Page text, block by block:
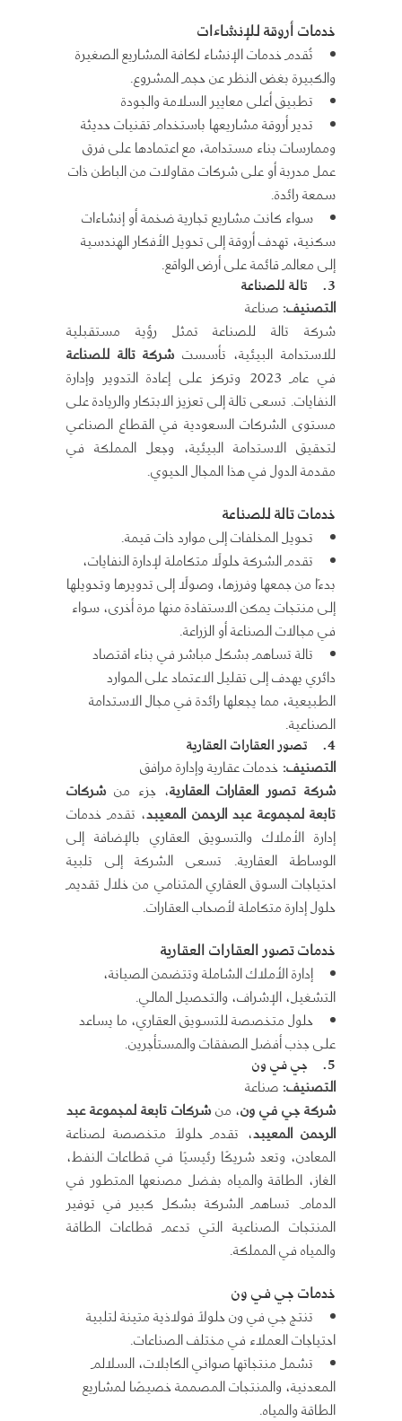
خدمات أروقة للإنشاءات
تُقدم خدمات الإنشاء لكافة المشاريع الصغيرة
والكبيرة بغض النظر عن حجم المشروع.
تطبيق أعلى معايير السلامة والجودة
تدير أروقة مشاريعها باستخدام تقنيات حديثة
وممارسات بناء مستدامة، مع اعتمادها على فرق
عمل مدربة أو على شركات مقاولات من الباطن ذات
سمعة رائدة.
سواء كانت مشاريع تجارية ضخمة أو إنشاءات
سكنية، تهدف أروقة إلى تحويل الأفكار الهندسية
إلى معالم قائمة على أرض الواقع.
3. تالة للصناعة
التصنيف: صناعة
شركة تالة للصناعة تمثل رؤية مستقبلية
للاستدامة البيئية، تأسست شركة تالة للصناعة
في عام 2023 وتركز على إعادة التدوير وإدارة
النفايات. تسعى تالة إلى تعزيز الابتكار والريادة على
مستوى الشركات السعودية في القطاع الصناعي
لتحقيق الاستدامة البيئية، وجعل المملكة في
مقدمة الدول في هذا المجال الحيوي.
خدمات تالة للصناعة
تحويل المخلفات إلى موارد ذات قيمة.
تقدم الشركة حلولًا متكاملة لإدارة النفايات،
بدءًا من جمعها وفرزها، وصولًا إلى تدويرها وتحويلها
إلى منتجات يمكن الاستفادة منها مرة أخرى، سواء
في مجالات الصناعة أو الزراعة.
تالة تساهم بشكل مباشر في بناء اقتصاد
دائري يهدف إلى تقليل الاعتماد على الموارد
الطبيعية، مما يجعلها رائدة في مجال الاستدامة
الصناعية.
4. تصور العقارات العقارية
التصنيف: خدمات عقارية وإدارة مرافق
شركة تصور العقارات العقارية، جزء من شركات
تابعة لمجموعة عبد الرحمن المعيبد، تقدم خدمات
إدارة الأملاك والتسويق العقاري بالإضافة إلى
الوساطة العقارية. تسعى الشركة إلى تلبية
احتياجات السوق العقاري المتنامي من خلال تقديم
حلول إدارة متكاملة لأصحاب العقارات.
خدمات تصور العقارات العقارية
إدارة الأملاك الشاملة وتتضمن الصيانة،
التشغيل، الإشراف، والتحصيل المالي.
حلول متخصصة للتسويق العقاري، ما يساعد
على جذب أفضل الصفقات والمستأجرين.
5. جي في ون
التصنيف: صناعة
شركة جي في ون، منشركات تابعة لمجموعة عبد
الرحمن المعيبد، تقدم حلولاً متخصصة لصناعة
المعادن، وتعد شريكًا رئيسيًا في قطاعات النفط،
الغاز، الطاقة والمياه بفضل مصنعها المتطور في
الدمام. تساهم الشركة بشكل كبير في توفير
المنتجات الصناعية التي تدعم قطاعات الطاقة
والمياه في المملكة.
خدمات جي في ون
تنتج جي في ون حلولاً فولاذية متينة لتلبية
احتياجات العملاء في مختلف الصناعات.
تشمل منتجاتها صواني الكابلات، السلالم
المعدنية، والمنتجات المصممة خصيصًا لمشاريع
الطاقة والمياه.